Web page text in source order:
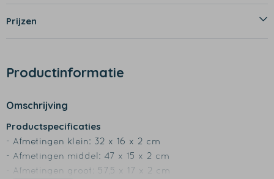
Prijzen
Productinformatie
Omschrijving
Productspecificaties
- Afmetingen klein: 32 x 16 x 2 cm
- Afmetingen middel: 47 x 15 x 2 cm
- Afmetingen groot: 57,5 x 17 x 2 cm